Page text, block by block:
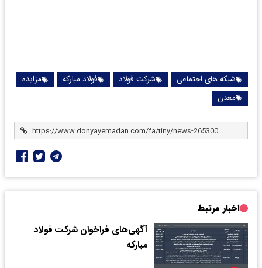
شبکه های اجتماعی شرکت فولاد فولاد مبارکه
مزایده
معدن
اخبار مرتبط
آگهی‌های فراخوان شرکت فولاد
مبارکه